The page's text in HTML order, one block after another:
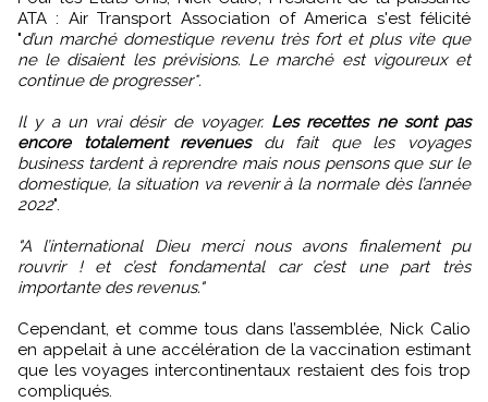
ATA : Air Transport Association of America s'est félicité
"d’un marché domestique revenu très fort et plus vite que
ne le disaient les prévisions. Le marché est vigoureux et
continue de progresser*.
Il y a un vrai désir de voyager. Les recettes ne sont pas
encore totalement revenues du fait que les voyages
business tardent à reprendre mais nous pensons que sur le
domestique, la situation va revenir à la normale dès l’année
2022".
"A l’international Dieu merci nous avons finalement pu
rouvrir ! et c’est fondamental car c’est une part très
importante des revenus."
Cependant, et comme tous dans l’assemblée, Nick Calio
en appelait à une accélération de la vaccination estimant
que les voyages intercontinentaux restaient des fois trop
compliqués.